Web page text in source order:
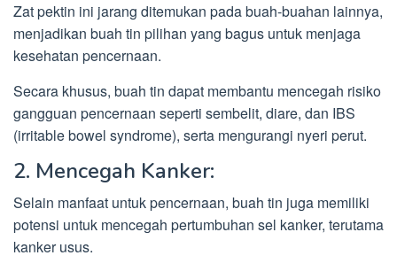
Zat pektin ini jarang ditemukan pada buah-buahan lainnya,
menjadikan buah tin pilihan yang bagus untuk menjaga
kesehatan pencernaan.
Secara khusus, buah tin dapat membantu mencegah risiko
gangguan pencernaan seperti sembelit, diare, dan IBS
(irritable bowel syndrome), serta mengurangi nyeri perut.
2. Mencegah Kanker:
Selain manfaat untuk pencernaan, buah tin juga memiliki
potensi untuk mencegah pertumbuhan sel kanker, terutama
kanker usus.